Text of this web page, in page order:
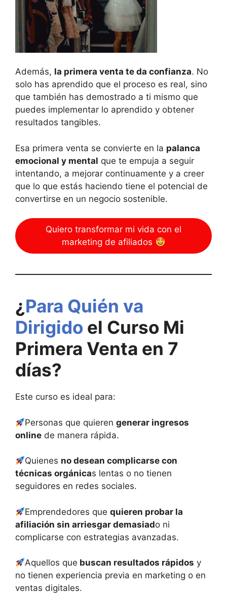
Además, la primera venta te da confianza. No
solo has aprendido que el proceso es real, sino
que también has demostrado a ti mismo que
puedes implementar lo aprendido y obtener
resultados tangibles.
Esa primera venta se convierte en la palanca
emocional y mental que te empuja a seguir
intentando, a mejorar continuamente y a creer
que lo que estás haciendo tiene el potencial de
convertirse en un negocio sostenible.
Quiero transformar mi vida con el
marketing de afiliados
¿Para Quién va
Dirigido el Curso Mi
Primera Venta en 7
días?
Este curso es ideal para:
Personas que quierengenerar ingresos
online de manera rápida.
Quienes no desean complicarse con
técnicas orgánicas lentas o no tienen
seguidores en redes sociales.
Emprendedores quequieren probar la
afiliación sin arriesgar demasiado ni
complicarse con estrategias avanzadas.
Aquellos que buscan resultados rápidos y
no tienen experiencia previa en marketing o en
ventas digitales.